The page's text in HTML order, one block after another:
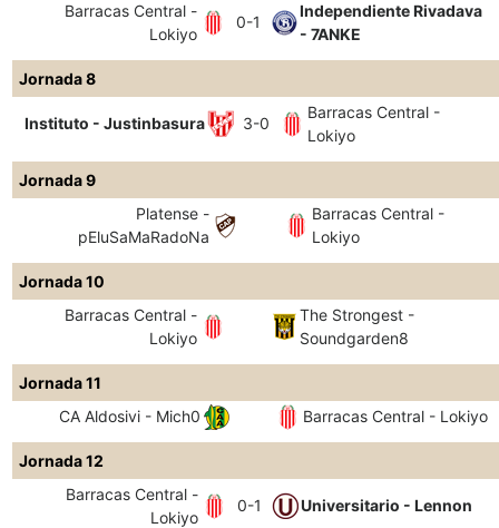
Barracas Central -
Lokiyo
0-1
Independiente Rivadava
- 7ANKE
Jornada 8
Instituto - Justinbasura 3-0
Barracas Central -
Lokiyo
Jornada 9
Platense -
pEluSaMaRadoNa
Barracas Central -
Lokiyo
Jornada 10
Barracas Central -
Lokiyo
The Strongest -
Soundgarden8
Jornada 11
CA Aldosivi - Mich0
Barracas Central - Lokiyo
Jornada 12
Barracas Central -
Lokiyo
0-1 Universitario - Lennon